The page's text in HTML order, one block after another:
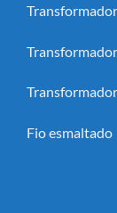
Fio esmaltado